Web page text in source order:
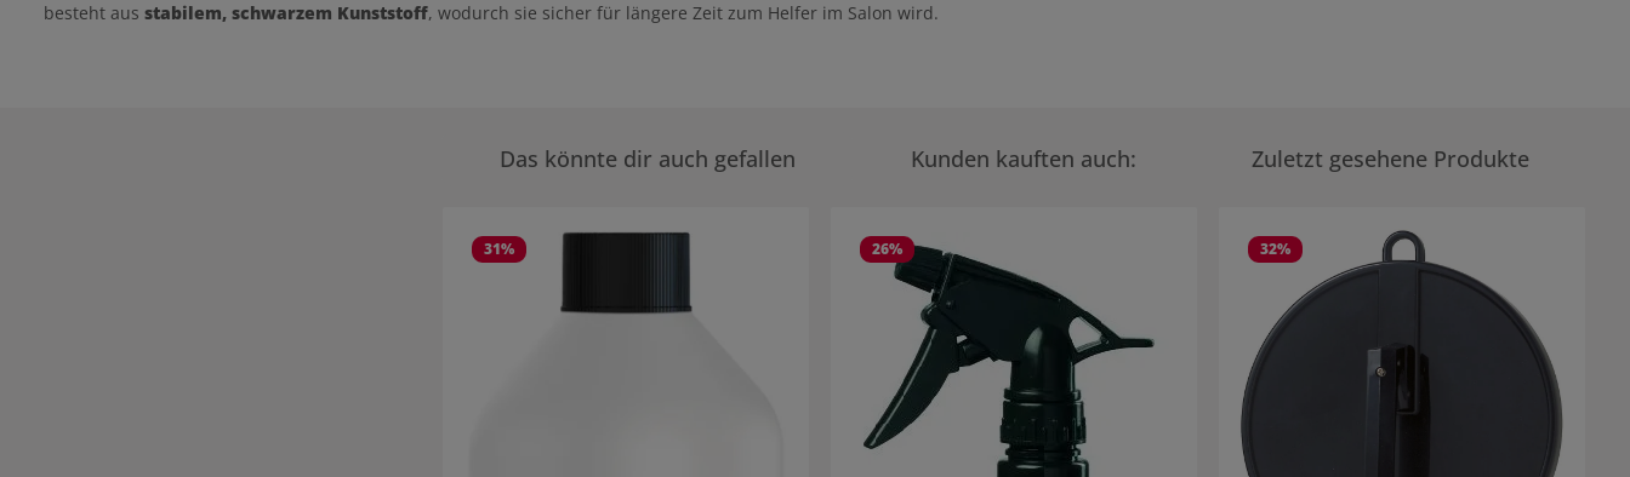
besteht aus stabilem, schwarzem Kunststoff, wodurch sie sicher für längere Zeit zum Helfer im Salon wird.
Das könnte dir auch gefallen Kunden kauften auch: Zuletzt gesehene Produkte
31% 26% 32%